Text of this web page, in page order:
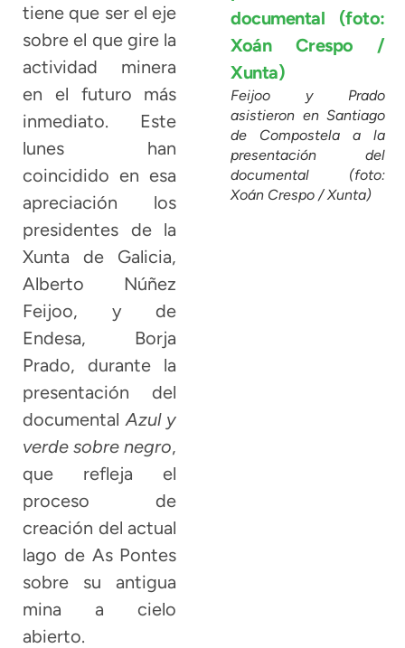
tiene que ser el eje
sobre el que gire la
actividad minera
en el futuro más
inmediato. Este
lunes han
coincidido en esa
apreciación los
presidentes de la
Xunta de Galicia,
Alberto Núñez
Feijoo, y de
Endesa, Borja
Prado, durante la
presentación del
documental Azul y
verde sobre negro,
que refleja el
proceso de
creación del actual
lago de As Pontes
sobre su antigua
mina a cielo
abierto.
Feijoo y Prado
asistieron en Santiago
de Compostela a la
presentación del
documental (foto:
Xoán Crespo / Xunta)